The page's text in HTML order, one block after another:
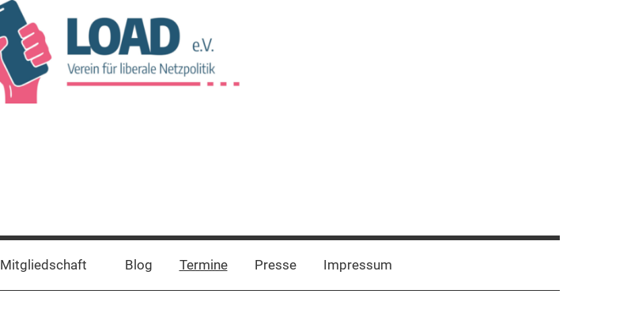
Mitgliedschaft Blog Termine Presse Impressum